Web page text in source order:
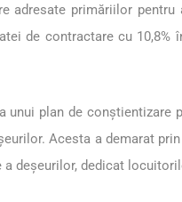
adresate primăriilor
de contractare cu
unui plan de
Acesta a demarat
deșeurilor, dedicat